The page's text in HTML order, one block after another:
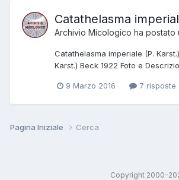
Catathelasma
Archivio Micologico ha postato
Catathelasma imperiale (P.
Karst.) Beck 1922 Foto e
9 Marzo 2016 7 risposte
Pagina Iniziale Cerca
Copyright 2000-